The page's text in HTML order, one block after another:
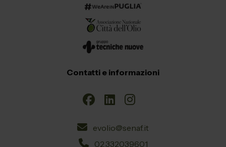
Contatti e informazioni
evolio@senaf.it
02.332039601